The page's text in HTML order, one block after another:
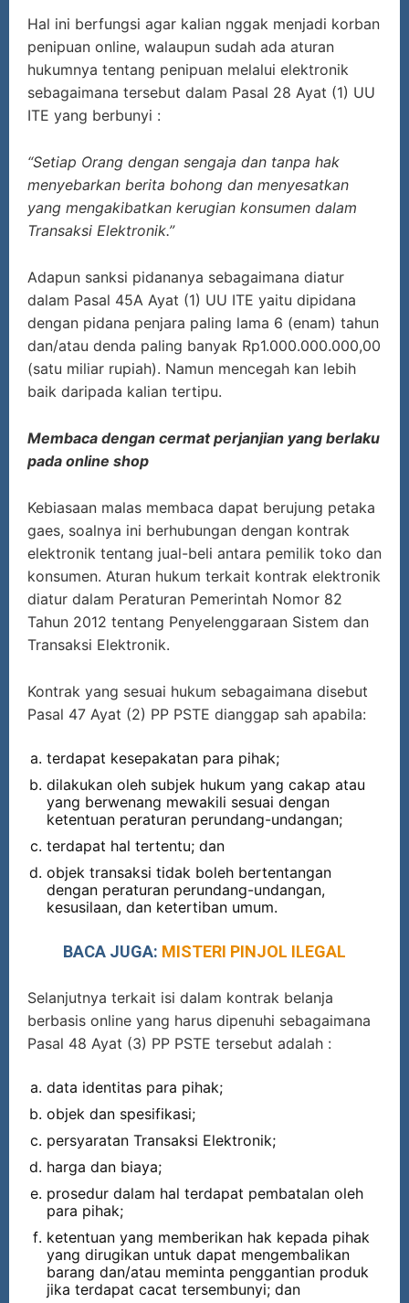
Hal ini berfungsi agar kalian nggak menjadi korban
penipuan online, walaupun sudah ada aturan
hukumnya tentang penipuan melalui elektronik
sebagaimana tersebut dalam Pasal 28 Ayat (1) UU
ITE yang berbunyi :
“Setiap Orang dengan sengaja dan tanpa hak
menyebarkan berita bohong dan menyesatkan
yang mengakibatkan kerugian konsumen dalam
Transaksi Elektronik.”
Adapun sanksi pidananya sebagaimana diatur
dalam Pasal 45A Ayat (1) UU ITE yaitu dipidana
dengan pidana penjara paling lama 6 (enam) tahun
dan/atau denda paling banyak Rp1.000.000.000,00
(satu miliar rupiah). Namun mencegah kan lebih
baik daripada kalian tertipu.
Membaca dengan cermat perjanjian yang berlaku
pada online shop
Kebiasaan malas membaca dapat berujung petaka
gaes, soalnya ini berhubungan dengan kontrak
elektronik tentang jual-beli antara pemilik toko dan
konsumen. Aturan hukum terkait kontrak elektronik
diatur dalam Peraturan Pemerintah Nomor 82
Tahun 2012 tentang Penyelenggaraan Sistem dan
Transaksi Elektronik.
Kontrak yang sesuai hukum sebagaimana disebut
Pasal 47 Ayat (2) PP PSTE dianggap sah apabila:
terdapat kesepakatan para pihak;
dilakukan oleh subjek hukum yang cakap atau
yang berwenang mewakili sesuai dengan
ketentuan peraturan perundang-undangan;
terdapat hal tertentu; dan
objek transaksi tidak boleh bertentangan
dengan peraturan perundang-undangan,
kesusilaan, dan ketertiban umum.
BACA JUGA: MISTERI PINJOL ILEGAL
Selanjutnya terkait isi dalam kontrak belanja
berbasis online yang harus dipenuhi sebagaimana
Pasal 48 Ayat (3) PP PSTE tersebut adalah :
data identitas para pihak;
objek dan spesifikasi;
persyaratan Transaksi Elektronik;
harga dan biaya;
prosedur dalam hal terdapat pembatalan oleh
para pihak;
ketentuan yang memberikan hak kepada pihak
yang dirugikan untuk dapat mengembalikan
barang dan/atau meminta penggantian produk
jika terdapat cacat tersembunyi; dan